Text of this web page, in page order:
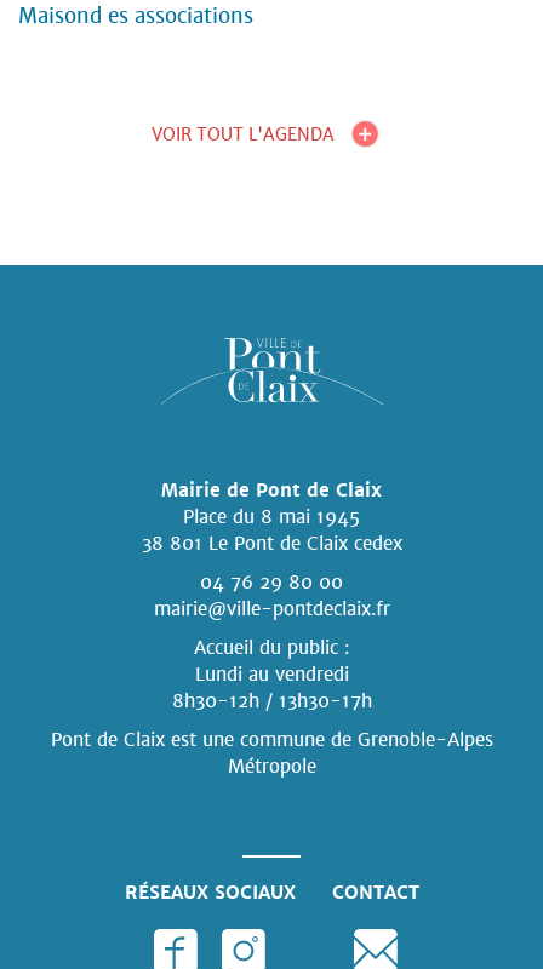
Maisond es associations
VOIR TOUT L'AGENDA
Mairie de Pont de Claix
Place du 8 mai 1945
38 801 Le Pont de Claix cedex
04 76 29 80 00
mairie@ville-pontdeclaix.fr
Accueil du public :
Lundi au vendredi
8h30-12h / 13h30-17h
Pont de Claix est une commune de Grenoble-Alpes
Métropole
RÉSEAUX SOCIAUX CONTACT